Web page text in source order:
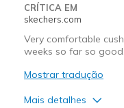
CRÍTICA EM
skechers.com
Very comfortable
weeks so far so good.
Mostrar tradução
Mais detalhes